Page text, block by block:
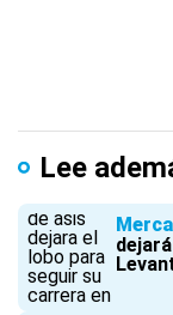
Lee